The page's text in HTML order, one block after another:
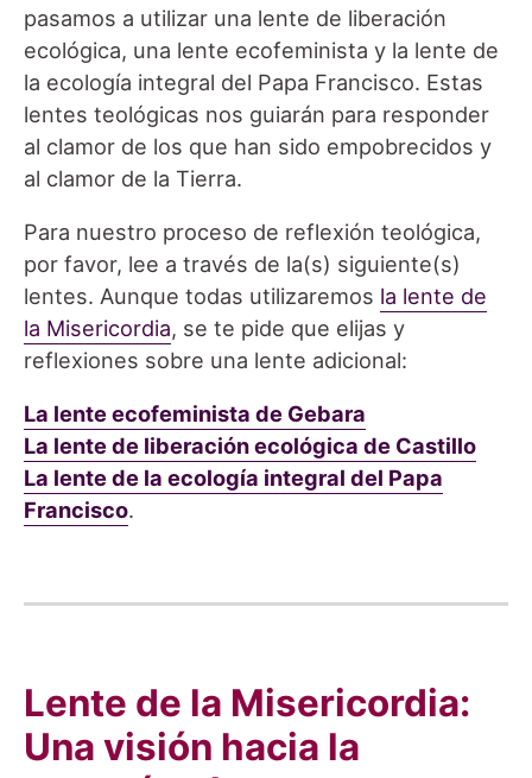
pasamos a utilizar una lente de liberación
ecológica, una lente ecofeminista y la lente de
la ecología integral del Papa Francisco. Estas
lentes teológicas nos guiarán para responder
al clamor de los que han sido empobrecidos y
al clamor de la Tierra.
Para nuestro proceso de reflexión teológica,
por favor, lee a través de la(s) siguiente(s)
lentes. Aunque todas utilizaremos la lente de
la Misericordia, se te pide que elijas y
reflexiones sobre una lente adicional:
La lente ecofeminista de Gebara
La lente de liberación ecológica de Castillo
La lente de la ecología integral del Papa
Francisco.
Lente de la Misericordia:
Una visión hacia la